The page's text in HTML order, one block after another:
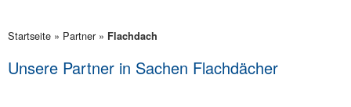
Startseite » Partner » Flachdach
Unsere Partner in Sachen Flachdächer